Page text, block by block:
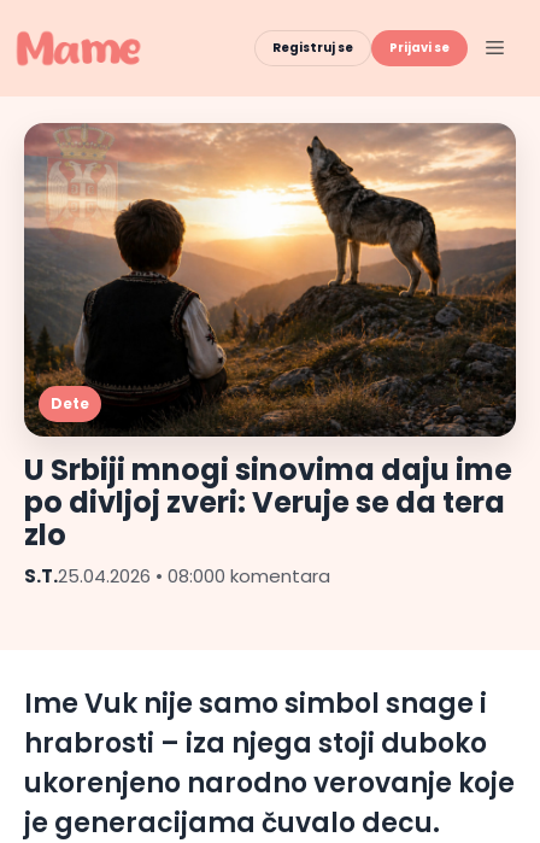
to
content
Registruj se Prijavi se
Dete
U Srbiji mnogi sinovima daju ime
po divljoj zveri: Veruje se da tera
zlo
S.T.25.04.2026 • 08:000 komentara
Ime Vuk nije samo simbol snage i
hrabrosti – iza njega stoji duboko
ukorenjeno narodno verovanje koje
je generacijama čuvalo decu.